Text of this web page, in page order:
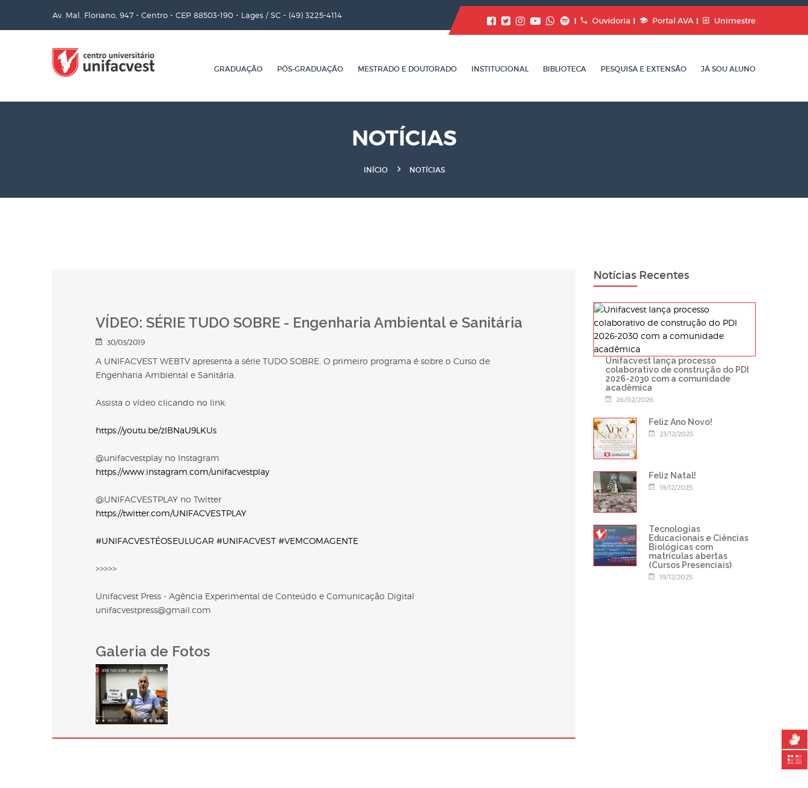
Av. Mal. Floriano, 947 - Centro - CEP 88503-190 - Lages / SC - (49) 3225-4114
Ouvidoria Portal AVA Unimestre
GRADUAÇÃO PÓS-GRADUAÇÃO MESTRADO E DOUTORADO INSTITUCIONAL BIBLIOTECA PESQUISA E EXTENSÃO JÁ SOU ALUNO
NOTÍCIAS
INÍCIO NOTÍCIAS
VÍDEO: SÉRIE TUDO SOBRE - Engenharia Ambiental e Sanitária
30/03/2019
A UNIFACVEST WEBTV apresenta a série TUDO SOBRE. O primeiro programa é sobre o Curso de
Engenharia Ambiental e Sanitária.
Assista o vídeo clicando no link:
https://youtu.be/zIBNaU9LKUs
@unifacvestplay no Instagram
https://www.instagram.com/unifacvestplay
@UNIFACVESTPLAY no Twitter
https://twitter.com/UNIFACVESTPLAY
#UNIFACVESTÉOSEULUGAR #UNIFACVEST #VEMCOMAGENTE
>>>>>
Unifacvest Press - Agência Experimental de Conteúdo e Comunicação Digital
unifacvestpress@gmail.com
Galeria de Fotos
Notícias Recentes
Unifacvest lança processo
colaborativo de construção do PDI
2026-2030 com a comunidade
acadêmica
26/02/2026
Feliz Ano Novo!
23/12/2025
Feliz Natal!
19/12/2025
Tecnologias
Educacionais e Ciências
Biológicas com
matrículas abertas
(Cursos Presenciais)
19/12/2025